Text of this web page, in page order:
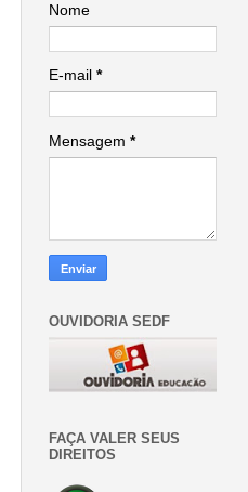
Nome
E-mail *
Mensagem *
OUVIDORIA SEDF
FAÇA VALER SEUS
DIREITOS